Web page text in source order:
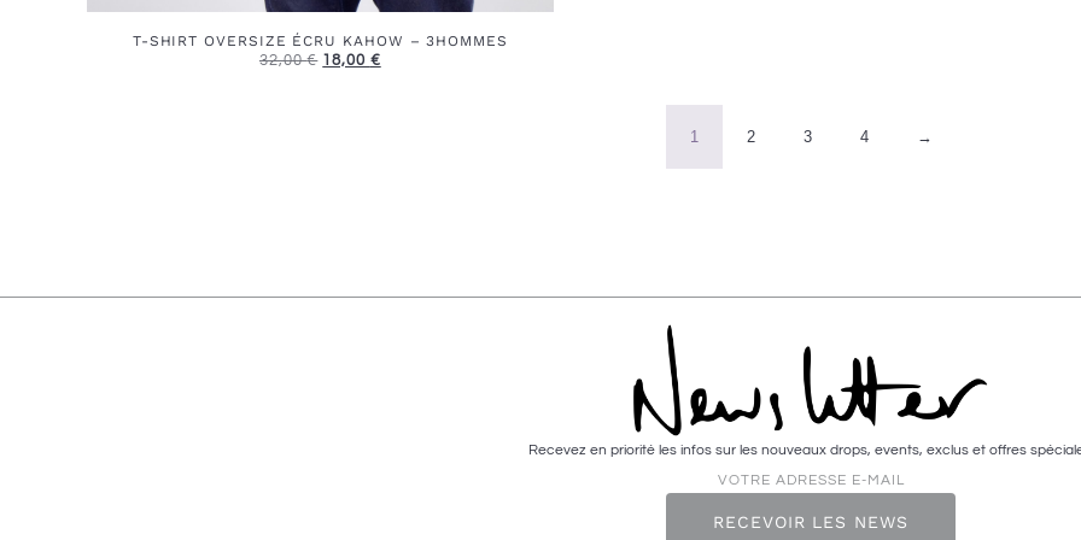
T-SHIRT OVERSIZE ÉCRU KAHOW – 3HOMMES
32,00€ 18,00 €
1 2 3 4 →
Recevez en priorité les infos sur les nouveaux drops, events, exclus et offres
VOTRE ADRESSE E-MAIL
RECEVOIR LES NEWS